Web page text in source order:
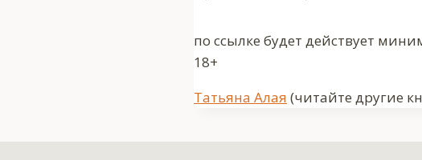
по ссылке будет действует
18+
Метки
Татьяна Алая (читайте другие